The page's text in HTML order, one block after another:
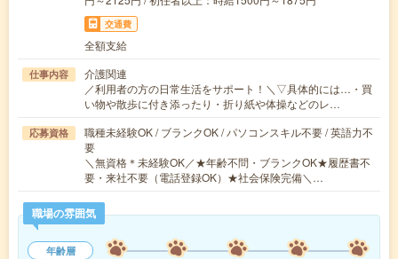
交通費
全額支給
仕事内容
介護関連
／利用者の方の日常生活をサポート！＼▽具体的には…・買
い物や散歩に付き添ったり・折り紙や体操などのレ…
応募資格
職種未経験OK / ブランクOK / パソコンスキル不要 / 英語力不
要
＼無資格＊未経験OK／★年齢不問・ブランクOK★履歴書不
要・来社不要（電話登録OK）★社会保険完備＼…
職場の雰囲気
年齢層